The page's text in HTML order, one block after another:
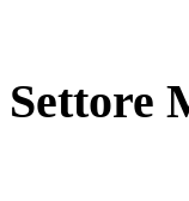
Settore